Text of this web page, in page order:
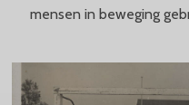
mensen in beweging